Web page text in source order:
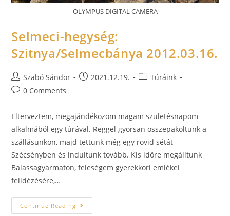
OLYMPUS DIGITAL CAMERA
Selmeci-hegység:
Szitnya/Selmecbánya 2012.03.16.
Szabó Sándor 2021.12.19.
Túráink
0 Comments
Elterveztem, megajándékozom magam születésnapom
alkalmából egy túrával. Reggel gyorsan összepakoltunk a
szállásunkon, majd tettünk még egy rövid sétát
Szécsényben és indultunk tovább. Kis időre megálltunk
Balassagyarmaton, feleségem gyerekkori emlékei
felidézésére,…
Continue Reading